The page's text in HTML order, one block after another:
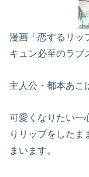
漫画「恋するリッ
キュン必至のラブ
主人公・都本あこ
可愛くなりたい一
りリップをしたま
まいます。